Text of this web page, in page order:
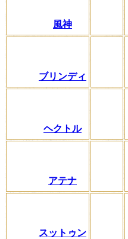
風神
ブリンディ
ヘクトル
アテナ
スットゥン